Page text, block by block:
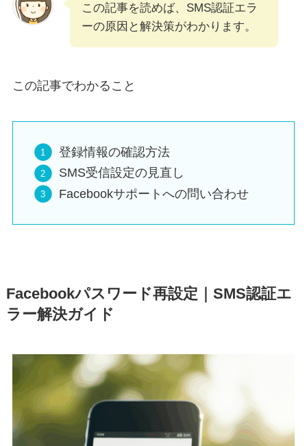
この記事を読めば、SMS認証エラ
ーの原因と解決策がわかります。
この記事でわかること
登録情報の確認方法
SMS受信設定の見直し
Facebookサポートへの問い合わせ
Facebookパスワード再設定｜SMS認証エ
ラー解決ガイド